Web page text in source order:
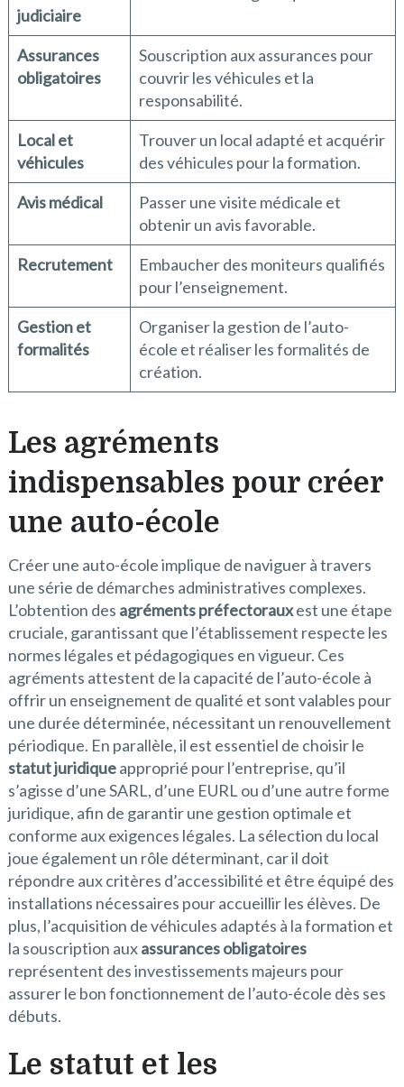
judiciaire
Assurances
obligatoires
Souscription aux assurances pour
couvrir les véhicules et la
responsabilité.
Local et
véhicules
Trouver un local adapté et acquérir
des véhicules pour la formation.
Avis médical
Passer une visite médicale et
obtenir un avis favorable.
Recrutement
Embaucher des moniteurs qualifiés
pour l’enseignement.
Gestion et
formalités
Organiser la gestion de l’auto-
école et réaliser les formalités de
création.
Les agréments
indispensables pour créer
une auto-école
Créer une auto-école implique de naviguer à travers
une série de démarches administratives complexes.
L’obtention des agréments préfectorauxest une étape
cruciale, garantissant que l’établissement respecte les
normes légales et pédagogiques en vigueur. Ces
agréments attestent de la capacité de l’auto-école à
offrir un enseignement de qualité et sont valables pour
une durée déterminée, nécessitant un renouvellement
périodique. En parallèle, il est essentiel de choisir le
statut juridiqueapproprié pour l’entreprise, qu’il
s’agisse d’une SARL, d’une EURL ou d’une autre forme
juridique, afin de garantir une gestion optimale et
conforme aux exigences légales. La sélection du local
joue également un rôle déterminant, car il doit
répondre aux critères d’accessibilité et être équipé des
installations nécessaires pour accueillir les élèves. De
plus, l’acquisition de véhicules adaptés à la formation et
la souscription auxassurances obligatoires
représentent des investissements majeurs pour
assurer le bon fonctionnement de l’auto-école dès ses
débuts.
Le statut et les